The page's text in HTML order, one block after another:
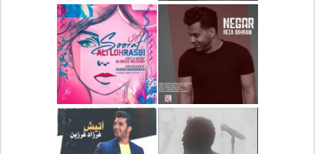
دانلود آلبوم جدید سیروان
خسروی بنام مونولوگ
دانلود آهنگ جدید علیرضا
قربانی بنام خیال خوش
دانلود آهنگ جدید رضا
بهرام بنام نگار
دانلود آهنگ جدید علی
لهراسبی بنام صورت